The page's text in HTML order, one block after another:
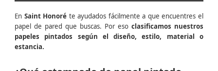
En Saint Honoré te ayudados fácilmente a que encuentres el
papel de pared que buscas. Por eso clasificamos nuestros
papeles pintados según el diseño, estilo, material o
estancia.